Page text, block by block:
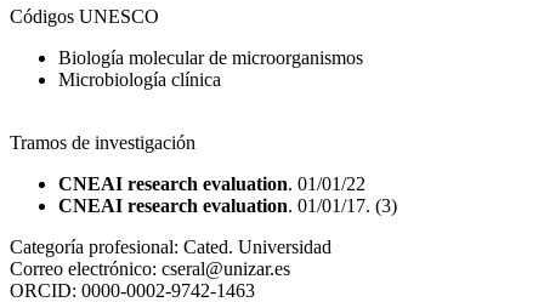
Códigos UNESCO
Biología molecular de microorganismos
Microbiología clínica
Tramos de investigación
CNEAI research evaluation. 01/01/22
CNEAI research evaluation. 01/01/17. (3)
Categoría profesional: Cated. Universidad
Correo electrónico: cseral@unizar.es
ORCID: 0000-0002-9742-1463